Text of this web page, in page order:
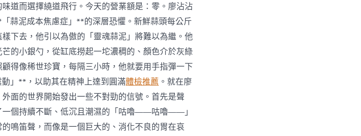
道而選擇繞道飛行。今天的營業額是：零。廖沾沾
蒜泥成本焦慮症」**的深層恐懼。新鮮蒜頭每公斤
下去，他引以為傲的「靈魂蒜泥」將難以為繼。他
的小銀勺，從缸底撈起一坨濃稠的、顏色介於灰綠
得像稀世珍寶，每隔三小時，他就要用手指彈一下
」**，以助其在精神上達到圓滿體檢推薦 。就在廖
面的世界開始發出一些不對勁的信號。首先是聲
一個持續不斷、低沉且潮濕的「咕嚕——咕嚕——」
鳴笛聲，而像是一個巨大的、消化不良的胃在哀